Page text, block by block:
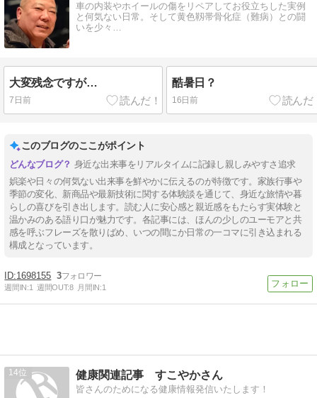
車の内装やホイールの傷をリペアしてお役立ちした実例
と何気ない日常。そして黄色靱帯骨化症（難病）との闘
いを少々…
大変残念ですが…
7日前
酷暑日？
16日前
このブログのここがポイント
身近な出来事をリアルタイムに記録し親しみやすさ追求
娯楽や日々の何気ない出来事を鮮やかに伝えるのが特徴です。家族行事や
季節の変化、新商品や最新技術に関する体験談を通じて、身近な旅情や暮
らしの喜びを引き出します。読む人に安心感と親近感をもたらす実体験と
温かみのある語り口が魅力です。各記事には、ほんの少しのユーモアと共
感を呼ぶフレーズを散りばめ、いつの間にか日常の一コマに引き込まれる
構成となっています。
1698155 3
週間IN:1 週間OUT:8 月間IN:1
14 健康関連記事 すこやかさん
皆さんのためになる健康情報発信いたします！